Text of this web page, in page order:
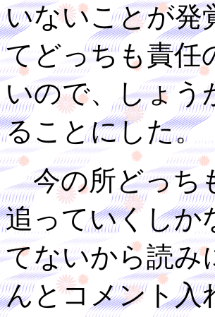
いないことが発
てどっちも責任
いので、しょう
ることにした。
今の所どっち
追っていくしか
てないから読み
んとコメント入